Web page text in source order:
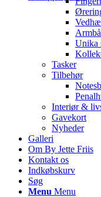
Unika
Tasker
Tilbehør
Interiør &
Gavekort
Nyheder
Galleri
Om By Jette Friis
Kontakt os
Indkøbskurv
Søg
Menu Menu